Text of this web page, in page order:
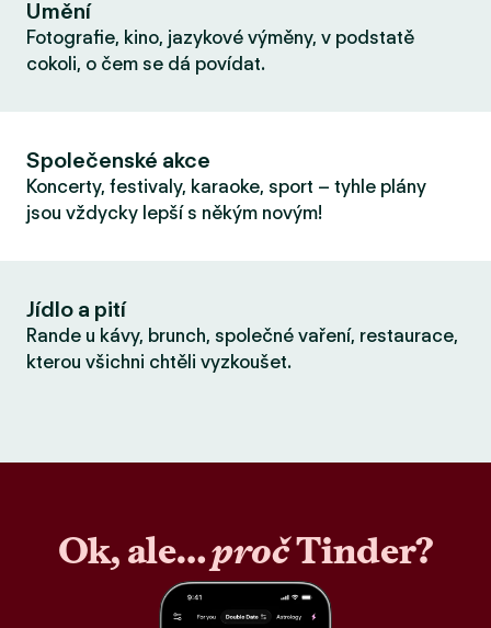
Umění
Fotografie, kino, jazykové výměny, v podstatě
cokoli, o čem se dá povídat.
Společenské akce
Koncerty, festivaly, karaoke, sport – tyhle plány
jsou vždycky lepší s někým novým!
Jídlo a pití
Rande u kávy, brunch, společné vaření, restaurace,
kterou všichni chtěli vyzkoušet.
Ok, ale…pročTinder?